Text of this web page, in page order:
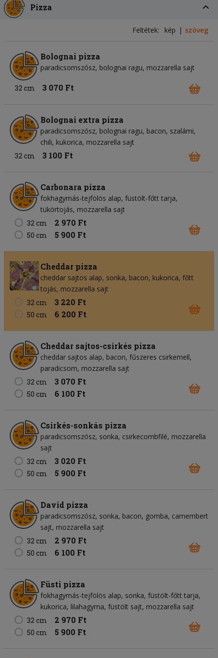
Pizza
Feltétek: kép szöveg
Bolognai pizza
paradicsomszósz bolognai ragu mozzarella sajt
32 cm 3 070 Ft
Bolognai extra pizza
paradicsomszósz bolognai ragu bacon szalámi
chili kukorica mozzarella sajt
32 cm
3 100 Ft
Carbonara pizza
fokhagymás-tejfölös alap füstölt-főtt tarja
tükörtojás mozzarella sajt
32 cm
2 970 Ft
50 cm 5 900 Ft
Cheddar pizza
cheddar sajtos alap sonka bacon kukorica főtt
tojás mozzarella sajt
32 cm
3 220 Ft
50 cm 6 200 Ft
Cheddar sajtos-csirkés pizza
cheddar sajtos alap bacon fűszeres csirkemell
paradicsom mozzarella sajt
32 cm
3 070 Ft
50 cm 6 100 Ft
Csirkés-sonkás pizza
paradicsomszósz sonka csirkecombfilé mozzarella
sajt
32 cm
3 020 Ft
50 cm 5 900 Ft
David pizza
paradicsomszósz sonka bacon gomba camembert
sajt mozzarella sajt
32 cm
2 970 Ft
50 cm 6 100 Ft
Füsti pizza
fokhagymás-tejfölös alap sonka füstölt-főtt tarja
kukorica lilahagyma füstölt sajt mozzarella sajt
32 cm
2 970 Ft
50 cm 5 900 Ft